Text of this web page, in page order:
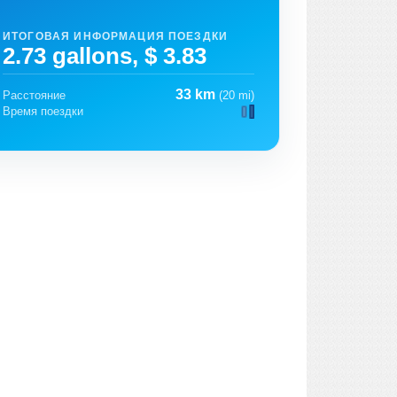
ИТОГОВАЯ ИНФОРМАЦИЯ ПОЕЗДКИ
2.73 gallons, $ 3.83
Расстояние 33 km (20 mi)
Время поездки